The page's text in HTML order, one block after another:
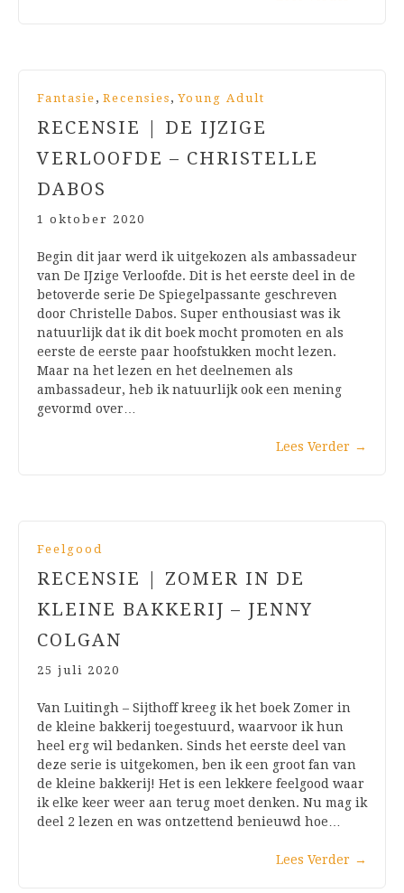
Fantasie , Recensies , Young Adult
RECENSIE | DE IJZIGE
VERLOOFDE – CHRISTELLE
DABOS
1 oktober 2020
Begin dit jaar werd ik uitgekozen als ambassadeur
van De IJzige Verloofde. Dit is het eerste deel in de
betoverde serie De Spiegelpassante geschreven
door Christelle Dabos. Super enthousiast was ik
natuurlijk dat ik dit boek mocht promoten en als
eerste de eerste paar hoofstukken mocht lezen.
Maar na het lezen en het deelnemen als
ambassadeur, heb ik natuurlijk ook een mening
gevormd over…
Lees Verder →
Feelgood
RECENSIE | ZOMER IN DE
KLEINE BAKKERIJ – JENNY
COLGAN
25 juli 2020
Van Luitingh – Sijthoff kreeg ik het boek Zomer in
de kleine bakkerij toegestuurd, waarvoor ik hun
heel erg wil bedanken. Sinds het eerste deel van
deze serie is uitgekomen, ben ik een groot fan van
de kleine bakkerij! Het is een lekkere feelgood waar
ik elke keer weer aan terug moet denken. Nu mag ik
deel 2 lezen en was ontzettend benieuwd hoe…
Lees Verder →